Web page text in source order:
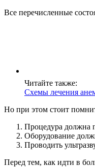
Все перечисленные
Читайте также:
Схемы лечения
Но при этом стоит
Процедура должна
Оборудование
Проводить
Перед тем, как идти в